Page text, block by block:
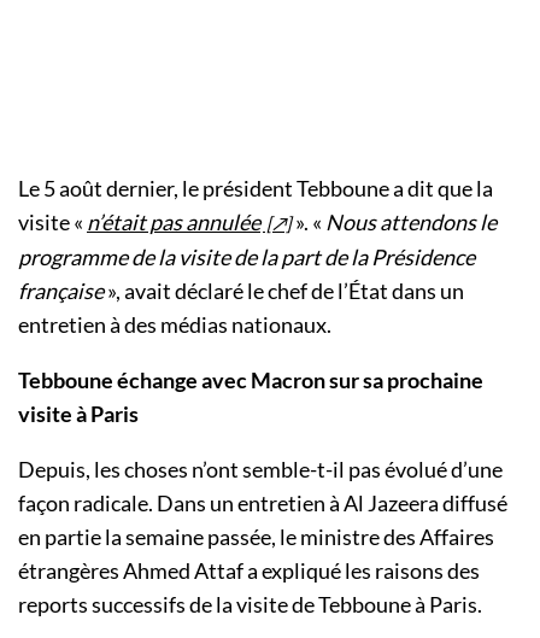
Le 5 août dernier, le président Tebboune a dit que la
visite « n’était pas annulée ». « Nous attendons le
programme de la visite de la part de la Présidence
française», avait déclaré le chef de l’État dans un
entretien à des médias nationaux.
Tebboune échange avec Macron sur sa prochaine
visite à Paris
Depuis, les choses n’ont semble-t-il pas évolué d’une
façon radicale. Dans un entretien à Al Jazeera diffusé
en partie la semaine passée, le ministre des Affaires
étrangères Ahmed Attaf a expliqué les raisons des
reports successifs de la visite de Tebboune à Paris.